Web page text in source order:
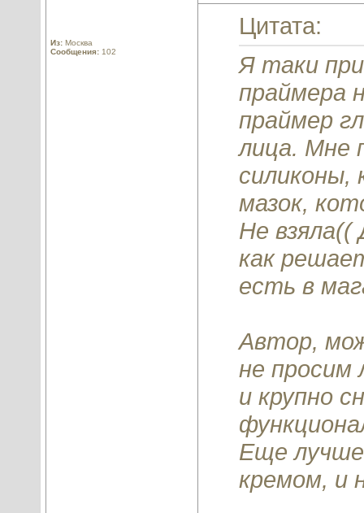
Из: Москва
Сообщения: 102
Цитата:
Я таки
праймера
праймер
лица. Мне
силиконы,
мазок,
Не
как
есть в
Автор,
не просим
и крупно
Еще
кремом, и